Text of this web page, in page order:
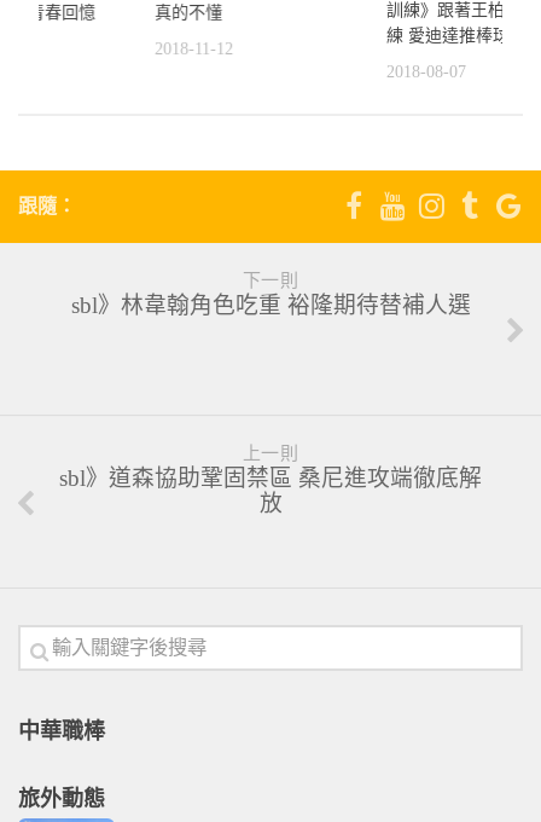
真的不懂
2018-11-12
訓練》跟著王柏融
練 愛迪達推棒球訓
2018-08-07
迷青春回憶
跟隨：
下一則
sbl》林韋翰角色吃重 裕隆期待替補人選
上一則
sbl》道森協助鞏固禁區 桑尼進攻端徹底解
放
中華職棒
旅外動態